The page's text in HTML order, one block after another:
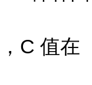
C 值在